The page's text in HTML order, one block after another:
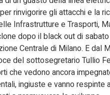
rinvigorire gli attacchi e la
Infrastrutture e Trasporti,
dopo il black out di
Centrale di Milano. E dal
del sottosegretario Tullio
che vedono ancora
ingiuste e vanno respinte